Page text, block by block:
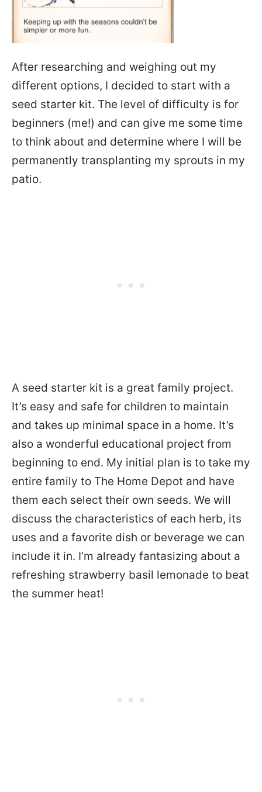
After researching and weighing out my
different options, I decided to start with a
seed starter kit. The level of difficulty is for
beginners (me!) and can give me some time
to think about and determine where I will be
permanently transplanting my sprouts in my
patio.
A seed starter kit is a great family project.
It’s easy and safe for children to maintain
and takes up minimal space in a home. It’s
also a wonderful educational project from
beginning to end. My initial plan is to take my
entire family to The Home Depot and have
them each select their own seeds. We will
discuss the characteristics of each herb, its
uses and a favorite dish or beverage we can
include it in. I’m already fantasizing about a
refreshing strawberry basil lemonade to beat
the summer heat!